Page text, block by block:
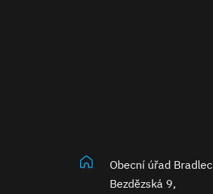
Obecní úřad Bradlec
Bezdězská 9,